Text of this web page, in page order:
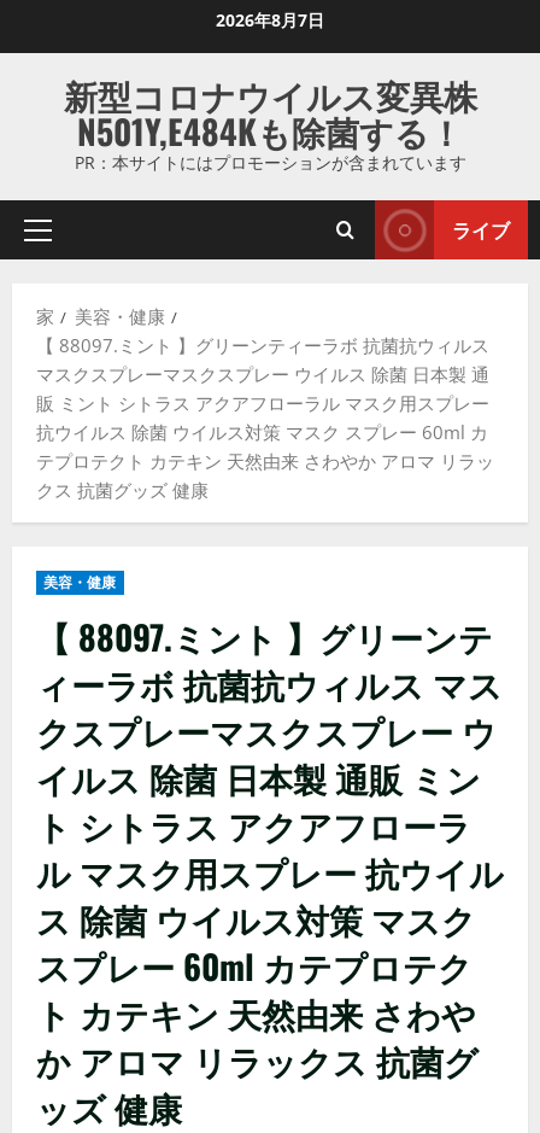
ス
ッ
2026年8月7日
新型コロナウイルス変異株
N501Y,E484Kも除菌する！
PR：本サイトにはプロモーションが含まれています
プ
マ
リ
メ
ニ
ュ
ー
ライブ
家
美容・健康
【 88097.ミント 】グリーンティーラボ 抗菌抗ウィルス
マスクスプレーマスクスプレー ウイルス 除菌 日本製 通
販 ミント シトラス アクアフローラル マスク用スプレー
抗ウイルス 除菌 ウイルス対策 マスク スプレー 60ml カ
テプロテクト カテキン 天然由来 さわやか アロマ リラッ
クス 抗菌グッズ 健康
美容・健康
【 88097.ミント 】グリーンテ
ィーラボ 抗菌抗ウィルス マス
クスプレーマスクスプレー ウ
イルス 除菌 日本製 通販 ミン
ト シトラス アクアフローラ
ル マスク用スプレー 抗ウイル
ス 除菌 ウイルス対策 マスク
スプレー 60ml カテプロテク
ト カテキン 天然由来 さわや
か アロマ リラックス 抗菌グ
ッズ 健康